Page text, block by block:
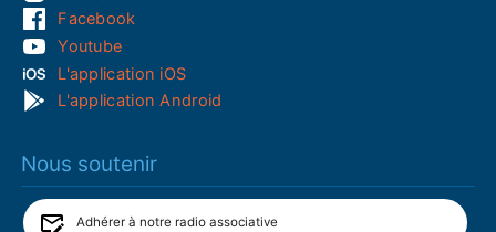
Facebook
Youtube
L'application iOS
L'application Android
Nous soutenir
Adhérer à notre radio associative